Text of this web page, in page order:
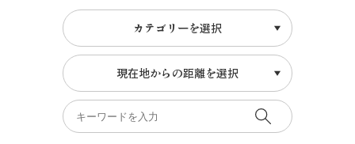
カテゴリーを選択
現在地からの距離を選択